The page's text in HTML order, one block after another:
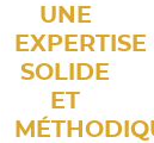
UNE
EXPERTISE
SOLIDE
ET